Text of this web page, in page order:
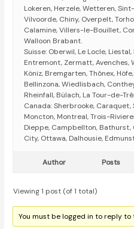
Lokeren, Herzele, Wetteren,
Vilvoorde, Chiny, Overpelt,
Calamine, Villers-le-Bouillet,
Walloon Brabant.
Suisse: Oberwil, Le Locle,
Entremont, Zermatt, Avenches,
Köniz, Bremgarten, Thônex,
Bellinzona, Wiedlisbach,
Rheinfall, Bülach, La Tour-de-
Canada: Sherbrooke, Caraquet,
Moncton, Montreal, Trois-
Dieppe, Campbellton, Bathurst,
City, Ottawa, Dalhousie,
Author Posts
Viewing 1 post (of 1 total)
You must be logged in to reply to